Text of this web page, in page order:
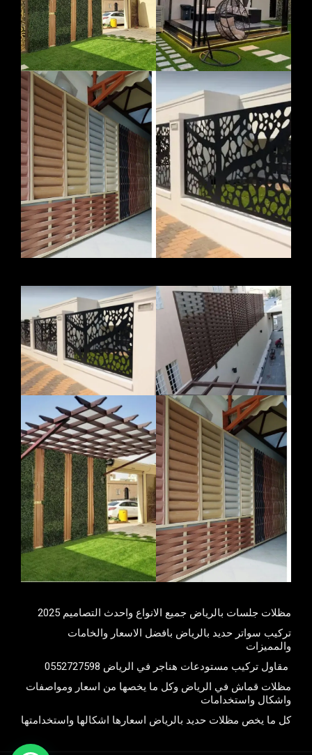
مظلات جلسات بالرياض جميع الانواع واحدث التصاميم 2025
تركيب سواتر حديد بالرياض بافضل الاسعار والخامات
والمميزات
مقاول تركيب مستودعات هناجر في الرياض 0552727598
مظلات قماش في الرياض وكل ما يخصها من اسعار ومواصفات
واشكال واستخدامات
كل ما يخص مظلات حديد بالرياض اسعارها اشكالها واستخدامتها